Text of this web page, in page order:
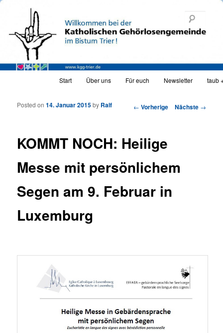
KGG_web
Zum Inhalt wechseln
Zum sekundären Inhalt wechseln
Start Über uns Für euch Newsletter taub
Artikelnavigation
← Vorherige Nächste →
KOMMT NOCH: Heilige
Messe mit persönlichem
Segen am 9. Februar in
Luxemburg
Posted on14. Januar 2015by Ralf